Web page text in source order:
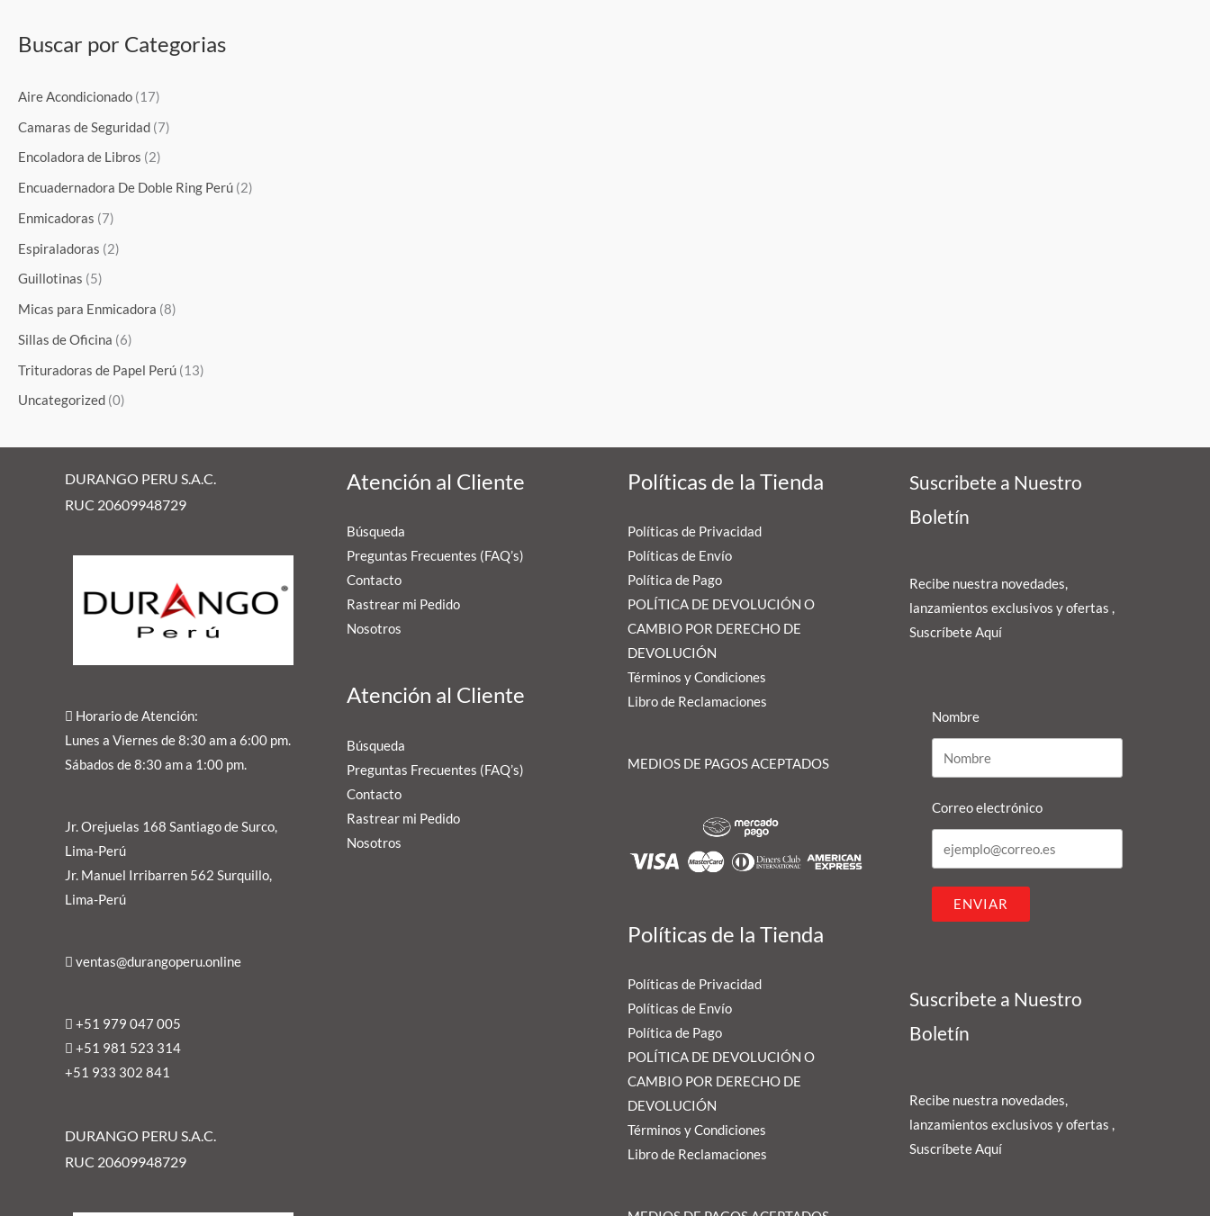
Buscar por Categorias
Aire Acondicionado (17)
Camaras de Seguridad (7)
Encoladora de Libros (2)
Encuadernadora De Doble Ring Perú (2)
Enmicadoras (7)
Espiraladoras (2)
Guillotinas (5)
Micas para Enmicadora (8)
Sillas de Oficina (6)
Trituradoras de Papel Perú (13)
Uncategorized (0)
DURANGO PERU S.A.C.
RUC 20609948729
Horario de Atención:
Lunes a Viernes de 8:30 am a 6:00 pm.
Sábados de 8:30 am a 1:00 pm.
Jr. Orejuelas 168 Santiago de Surco,
Lima-Perú
Jr. Manuel Irribarren 562 Surquillo,
Lima-Perú
ventas@durangoperu.online
+51 979 047 005
+51 981 523 314
+51 933 302 841
DURANGO PERU S.A.C.
RUC 20609948729
Atención al Cliente
Búsqueda
Preguntas Frecuentes (FAQ’s)
Contacto
Rastrear mi Pedido
Nosotros
Atención al Cliente
Búsqueda
Preguntas Frecuentes (FAQ’s)
Contacto
Rastrear mi Pedido
Nosotros
Políticas de la Tienda
Políticas de Privacidad
Políticas de Envío
Política de Pago
POLÍTICA DE DEVOLUCIÓN O
CAMBIO POR DERECHO DE
DEVOLUCIÓN
Términos y Condiciones
Libro de Reclamaciones
MEDIOS DE PAGOS ACEPTADOS
Políticas de la Tienda
Políticas de Privacidad
Políticas de Envío
Política de Pago
POLÍTICA DE DEVOLUCIÓN O
CAMBIO POR DERECHO DE
DEVOLUCIÓN
Términos y Condiciones
Libro de Reclamaciones
Suscribete a Nuestro
Boletín
Recibe nuestra novedades,
lanzamientos exclusivos y ofertas ,
Suscríbete Aquí
Nombre
Correo electrónico
ENVIAR
Suscribete a Nuestro
Boletín
Recibe nuestra novedades,
lanzamientos exclusivos y ofertas ,
Suscríbete Aquí